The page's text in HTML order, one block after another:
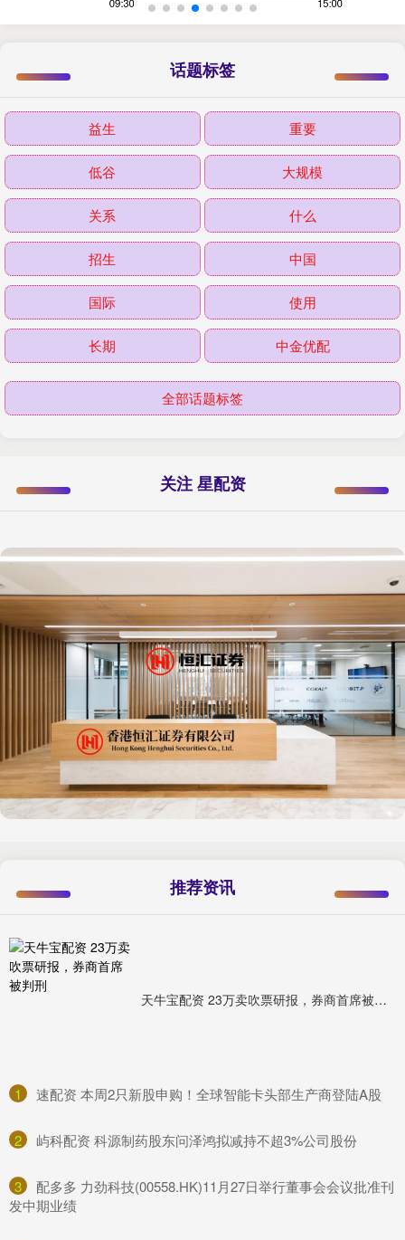
话题标签
益生 重要
低谷 大规模
关系 什么
招生 中国
国际 使用
长期 中金优配
全部话题标签
关注 星配资
推荐资讯
天牛宝配资 23万卖吹票研报，券商首席被判刑
1 ​速配资 本周2只新股申购！全球智能卡头部生产商登陆A股
2 ​屿科配资 科源制药股东问泽鸿拟减持不超3%公司股份
3
​配多多 力劲科技(00558.HK)11月27日举行董事会会议批准刊
发中期业绩